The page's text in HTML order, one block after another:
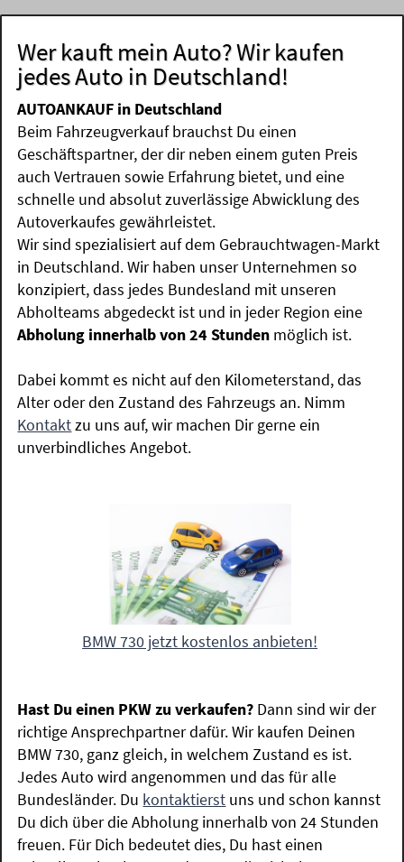
Wer kauft mein Auto? Wir kaufen
jedes Auto in Deutschland!
AUTOANKAUF in Deutschland
Beim Fahrzeugverkauf brauchst Du einen
Geschäftspartner, der dir neben einem guten Preis
auch Vertrauen sowie Erfahrung bietet, und eine
schnelle und absolut zuverlässige Abwicklung des
Autoverkaufes gewährleistet.
Wir sind spezialisiert auf dem Gebrauchtwagen-Markt
in Deutschland. Wir haben unser Unternehmen so
konzipiert, dass jedes Bundesland mit unseren
Abholteams abgedeckt ist und in jeder Region eine
Abholung innerhalb von 24 Stunden möglich ist.
Dabei kommt es nicht auf den Kilometerstand, das
Alter oder den Zustand des Fahrzeugs an. Nimm
Kontaktzu uns auf, wir machen Dir gerne ein
unverbindliches Angebot.
BMW 730 jetzt kostenlos anbieten!
Hast Du einen PKW zu verkaufen? Dann sind wir der
richtige Ansprechpartner dafür. Wir kaufen Deinen
BMW 730, ganz gleich, in welchem Zustand es ist.
Jedes Auto wird angenommen und das für alle
Bundesländer. Du kontaktierst uns und schon kannst
Du dich über die Abholung innerhalb von 24 Stunden
freuen. Für Dich bedeutet dies, Du hast einen